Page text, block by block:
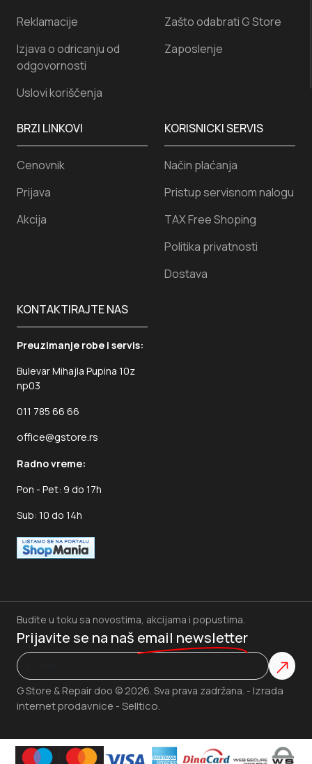
KORISNICKI SERVIS
Način plaćanja
Pristup servisnom nalogu
TAX Free Shoping
Politika privatnosti
Dostava
Reklamacije
Izjava o odricanju od
odgovornosti
Uslovi koriščenja
KONTAKTIRAJTE NAS
Preuzimanje robe i servis:
Bulevar Mihajla Pupina 10z
np03
011 785 66 66
office@gstore.rs
Radno vreme:
Pon - Pet: 9 do 17h
Sub: 10 do 14h
Zašto odabrati G Store
Zaposlenje
BRZI LINKOVI
Cenovnik
Prijava
Akcija
G Store & Repair doo © 2026. Sva prava zadržana. - Izrada
internet prodavnice - Selltico.
Budite u toku sa novostima, akcijama i popustima.
Prijavite se na naš email newsletter